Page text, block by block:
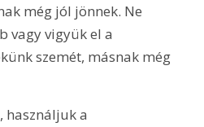
még jól jönnek. Ne
vagy vigyük el a
szemét, másnak még
használjuk a